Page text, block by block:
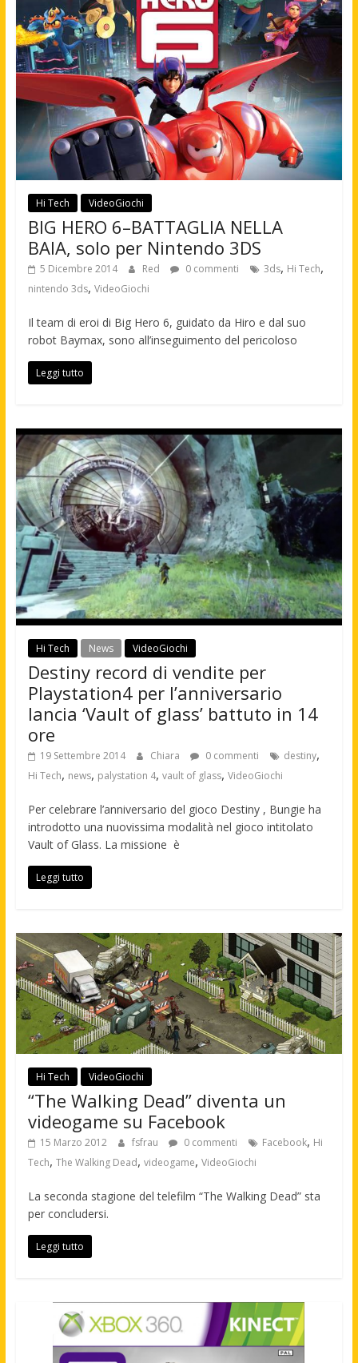
Hi Tech VideoGiochi
BIG HERO 6–BATTAGLIA NELLA
BAIA, solo per Nintendo 3DS
5 Dicembre 2014 Red 0 commenti 3ds, Hi Tech,
nintendo 3ds, VideoGiochi
Il team di eroi di Big Hero 6, guidato da Hiro e dal suo
robot Baymax, sono all’inseguimento del pericoloso
Leggi tutto
Hi Tech News VideoGiochi
Destiny record di vendite per
Playstation4 per l’anniversario
lancia ‘Vault of glass’ battuto in 14
ore
19 Settembre 2014 Chiara 0 commenti destiny,
Hi Tech, news, palystation 4, vault of glass, VideoGiochi
Per celebrare l’anniversario del gioco Destiny , Bungie ha
introdotto una nuovissima modalità nel gioco intitolato
Vault of Glass. La missione è
Leggi tutto
Hi Tech VideoGiochi
“The Walking Dead” diventa un
videogame su Facebook
15 Marzo 2012 fsfrau 0 commenti Facebook, Hi
Tech, The Walking Dead, videogame, VideoGiochi
La seconda stagione del telefilm “The Walking Dead” sta
per concludersi.
Leggi tutto